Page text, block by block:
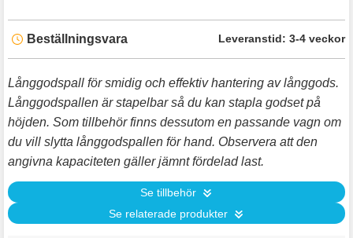
Beställningsvara Leveranstid: 3-4 veckor
Långgodspall för smidig och effektiv hantering av långgods.
Långgodspallen är stapelbar så du kan stapla godset på
höjden. Som tillbehör finns dessutom en passande vagn om
du vill slytta långgodspallen för hand. Observera att den
angivna kapaciteten gäller jämnt fördelad last.
Se tillbehör
Se relaterade produkter